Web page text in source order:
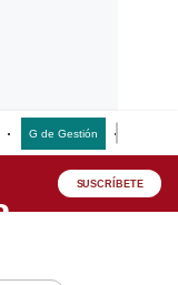
G de Gestión
SUSCRÍBETE